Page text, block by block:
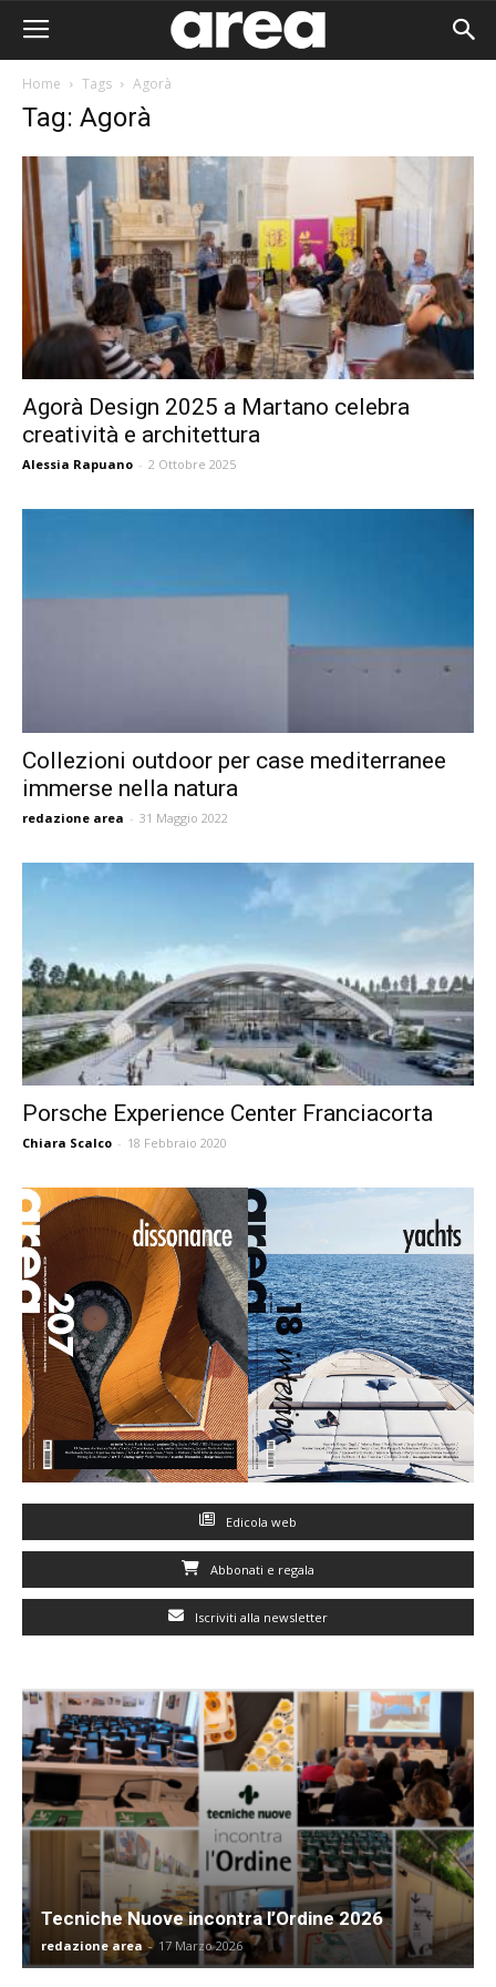
Home Tags Agorà
Tag: Agorà
Agorà Design 2025 a Martano celebra
creatività e architettura
Alessia Rapuano - 2 Ottobre 2025
Collezioni outdoor per case mediterranee
immerse nella natura
redazione area - 31 Maggio 2022
Porsche Experience Center Franciacorta
Chiara Scalco - 18 Febbraio 2020
Edicola web
Abbonati e regala
Iscriviti alla newsletter
Tecniche Nuove incontra l’Ordine 2026
redazione area - 17 Marzo 2026